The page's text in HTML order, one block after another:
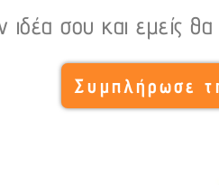
ιδέα σου και εμείς
Συμπλήρωσε